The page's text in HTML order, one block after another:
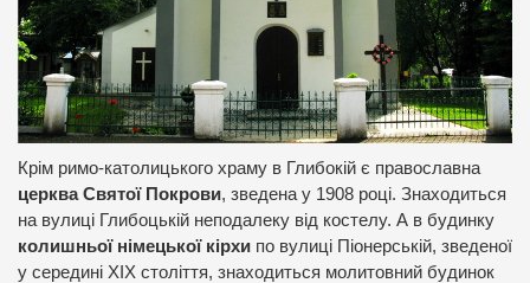
Крім римо-католицького храму в Глибокій є православна
церква Святої Покрови, зведена у 1908 році. Знаходиться
на вулиці Глибоцькій неподалеку від костелу. А в будинку
колишньої німецької кірхи по вулиці Піонерській, зведеної
у середині ХІХ століття, знаходиться молитовний будинок